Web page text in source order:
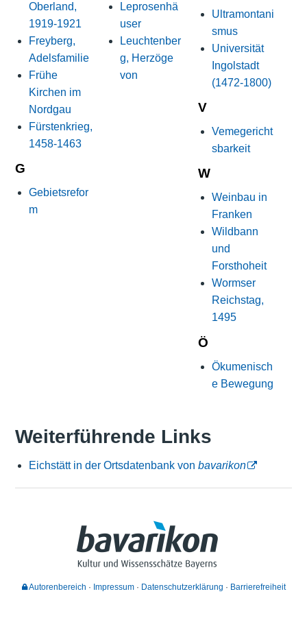
Oberland,
1919-1921
Freyberg,
Adelsfamilie
Frühe
Kirchen im
Nordgau
Fürstenkrieg,
1458-1463
G
Gebietsrefor
m
Leprosenhä
user
Leuchtenber
g, Herzöge
von
Ultramontani
smus
Universität
Ingolstadt
(1472-1800)
V
Vemegericht
sbarkeit
W
Weinbau in
Franken
Wildbann
und
Forsthoheit
Wormser
Reichstag,
1495
Ö
Ökumenisch
e Bewegung
Weiterführende Links
Eichstätt in der Ortsdatenbank von bavarikon
Autorenbereich Impressum Datenschutzerklärung Barrierefreiheit